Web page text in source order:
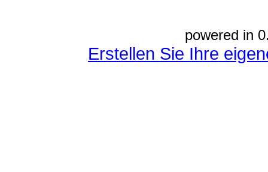
powered in
Erstellen Sie Ihre